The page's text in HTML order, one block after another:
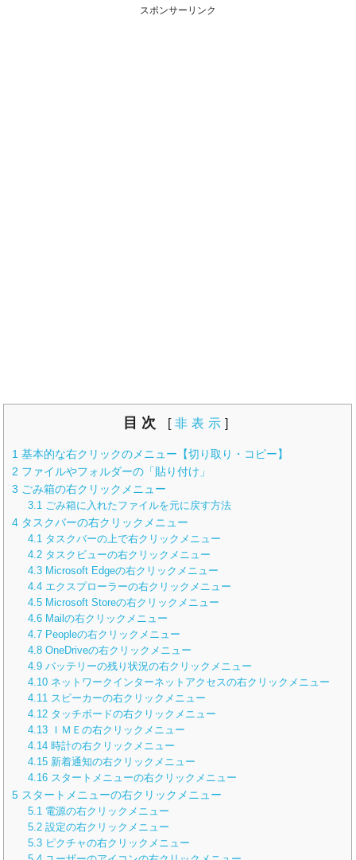
スポンサーリンク
目次 [非表示]
1 基本的な右クリックのメニュー【切り取り・コピー】
2 ファイルやフォルダーの「貼り付け」
3 ごみ箱の右クリックメニュー
3.1ごみ箱に入れたファイルを元に戻す方法
4 タスクバーの右クリックメニュー
4.1タスクバーの上で右クリックメニュー
4.2タスクビューの右クリックメニュー
4.3Microsoft Edgeの右クリックメニュー
4.4エクスプローラーの右クリックメニュー
4.5Microsoft Storeの右クリックメニュー
4.6Mailの右クリックメニュー
4.7Peopleの右クリックメニュー
4.8OneDriveの右クリックメニュー
4.9バッテリーの残り状況の右クリックメニュー
4.10ネットワークインターネットアクセスの右クリックメニュー
4.11スピーカーの右クリックメニュー
4.12タッチボードの右クリックメニュー
4.13ＩＭＥの右クリックメニュー
4.14時計の右クリックメニュー
4.15新着通知の右クリックメニュー
4.16スタートメニューの右クリックメニュー
5 スタートメニューの右クリックメニュー
5.1電源の右クリックメニュー
5.2設定の右クリックメニュー
5.3ピクチャの右クリックメニュー